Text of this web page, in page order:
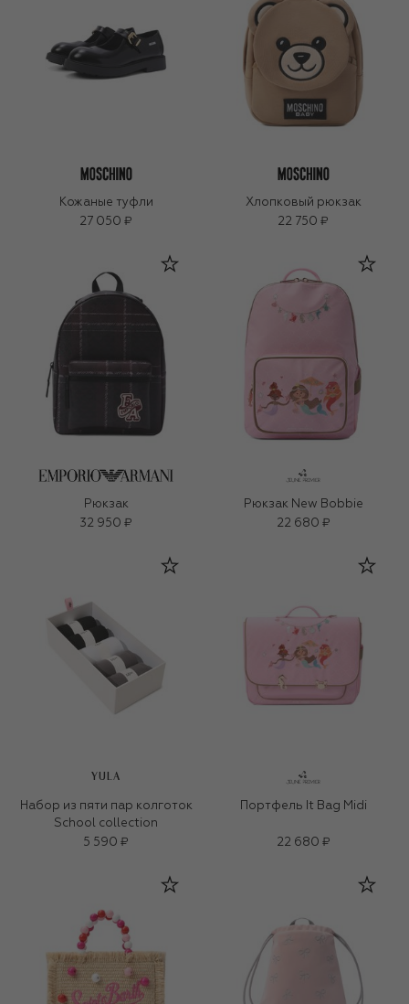
Кожаные туфли
27 050 ₽
Хлопковый рюкзак
22 750 ₽
Рюкзак
32 950 ₽
Рюкзак New Bobbie
22 680 ₽
YULA
Набор из пяти пар колготок
School collection
5 590 ₽
Портфель It Bag Midi
22 680 ₽